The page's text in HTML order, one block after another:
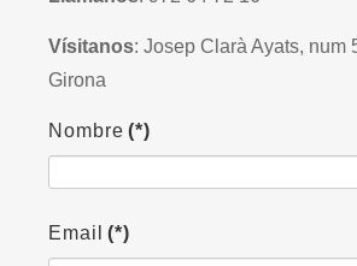
Vísitanos: Josep Clarà Ayats, num
Girona
Nombre (*)
Email (*)